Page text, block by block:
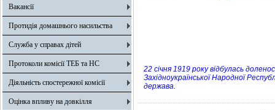
Вакансії
Протидія домашнього насильства
Служба у справах дітей
Протоколи комісії ТЕБ та НС
Діяльність спостережної комісії
Оцінка впливу на довкілля
22 січня 1919 року відбулась
Західноукраїнської Народної
держава.